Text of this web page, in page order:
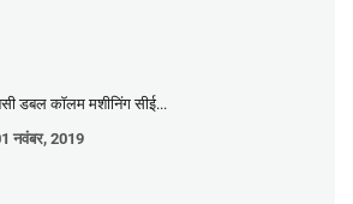
डबल कॉलम मशीनिंग सीई...
नवंबर, 2019